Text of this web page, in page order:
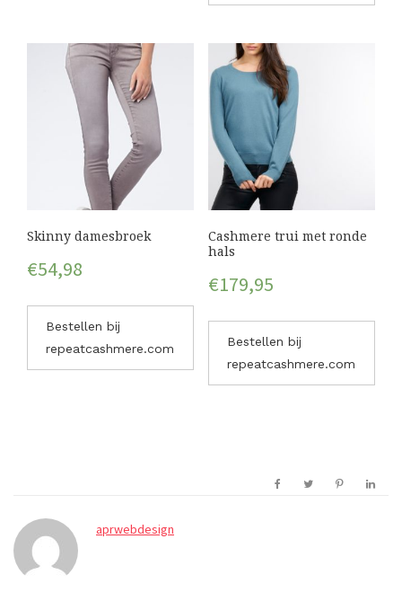
Skinny damesbroek
€54,98
Bestellen bij
repeatcashmere.com
Cashmere trui met ronde
hals
€179,95
Bestellen bij
repeatcashmere.com
aprwebdesign